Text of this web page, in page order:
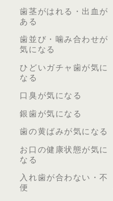
歯茎がはれる・出血が
ある
歯並び・噛み合わせが
気になる
ひどいガチャ歯が気に
なる
口臭が気になる
銀歯が気になる
歯の黄ばみが気になる
お口の健康状態が気に
なる
入れ歯が合わない・不
便